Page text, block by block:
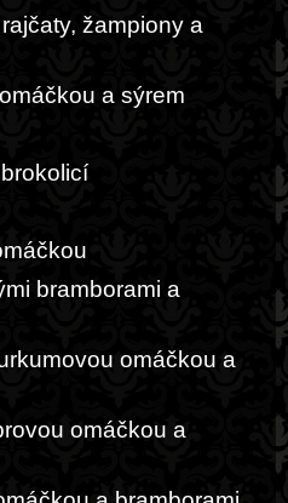
žampiony a
a sýrem
bramborami a
omáčkou a
omáčkou a